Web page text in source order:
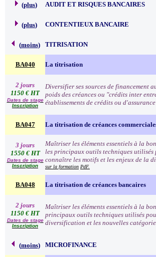
(plus) AUDIT ET RISQUES BANCAIRES
(plus) CONTENTIEUX BANCAIRE
(moins) TITRISATION
BA040 La titrisation
2 jours
1150 € HT
Dates de stage
Inscription
Diversifier ses sources de
poids des créances ou "crédits inter
établissements de crédits ou
BA047 La titrisation de créances
3 jours
1550 € HT
Dates de stage
Inscription
Maîtriser les éléments essentiels à la
les principaux outils techniques utilisés
connaître les motifs et les enjeux de la
sur la formation PdF.
BA048 La titrisation de créances bancaires
2 jours
1150 € HT
Dates de stage
Inscription
Maîtriser les éléments essentiels à la
principaux outils techniques utilisés
diversification et les nouvelles
(moins) MICROFINANCE